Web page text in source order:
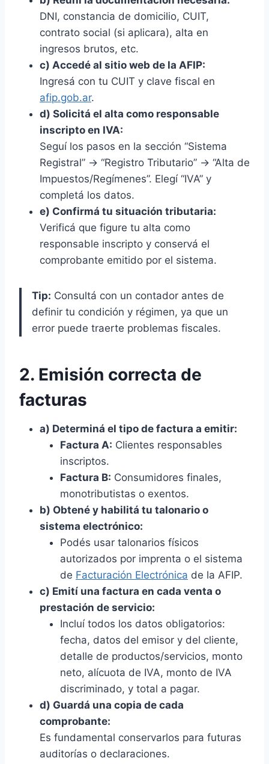
DNI, constancia de domicilio, CUIT,
contrato social (si aplicara), alta en
ingresos brutos, etc.
c) Accedé al sitio web de la AFIP:
Ingresá con tu CUIT y clave fiscal en
afip.gob.ar.
d) Solicitá el alta como responsable
inscripto en IVA:
Seguí los pasos en la sección “Sistema
Registral” → “Registro Tributario” → “Alta de
Impuestos/Regímenes”. Elegí “IVA” y
completá los datos.
e) Confirmá tu situación tributaria:
Verificá que figure tu alta como
responsable inscripto y conservá el
comprobante emitido por el sistema.
Tip: Consultá con un contador antes de
definir tu condición y régimen, ya que un
error puede traerte problemas fiscales.
2. Emisión correcta de
facturas
a) Determiná el tipo de factura a emitir:
Factura A: Clientes responsables
inscriptos.
Factura B: Consumidores finales,
monotributistas o exentos.
b) Obtené y habilitá tu talonario o
sistema electrónico:
Podés usar talonarios físicos
autorizados por imprenta o el sistema
de Facturación Electrónica de la AFIP.
c) Emití una factura en cada venta o
prestación de servicio:
Incluí todos los datos obligatorios:
fecha, datos del emisor y del cliente,
detalle de productos/servicios, monto
neto, alícuota de IVA, monto de IVA
discriminado, y total a pagar.
d) Guardá una copia de cada
comprobante:
Es fundamental conservarlos para futuras
auditorías o declaraciones.